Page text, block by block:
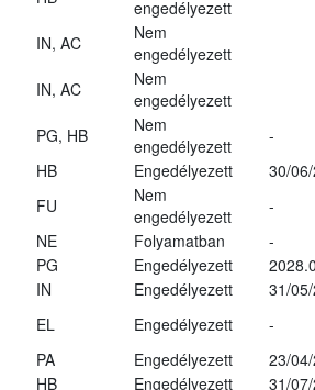
engedélyezett
IN, AC
Nem
engedélyezett
IN, AC
Nem
engedélyezett
PG, HB
Nem
engedélyezett
-
HB Engedélyezett
30/
FU
Nem
engedélyezett
-
NE Folyamatban
-
PG Engedélyezett
IN Engedélyezett
31/
EL Engedélyezett
-
PA Engedélyezett
23/
HB Engedélyezett
31/